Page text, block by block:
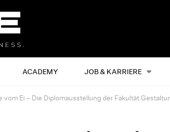
ACADEMY JOB & KARRIERE
vom Ei – Die Diplomausstellung der Fakultät